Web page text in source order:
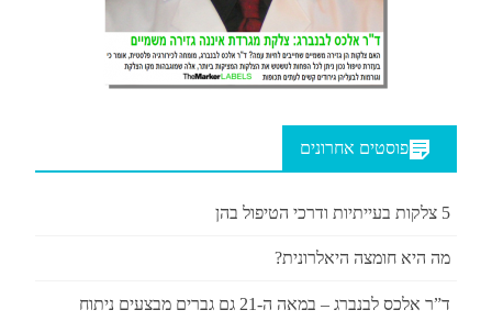
פוסטים אחרונים
5 צלקות בעייתיות ודרכי הטיפול בהן
מה היא חומצה היאלרונית?
ד”ר אלכס לבנברג – במאה ה-21 גם גברים מבצעים ניתוח